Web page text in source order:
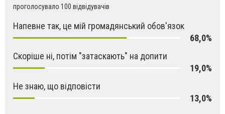
проголосувало 100 відвідувачів
Напевне так, це мій громадянський обов'язок
68,0%
Скоріше ні, потім "затаскають" на допити
19,0%
Не знаю, що відповісти
13,0%